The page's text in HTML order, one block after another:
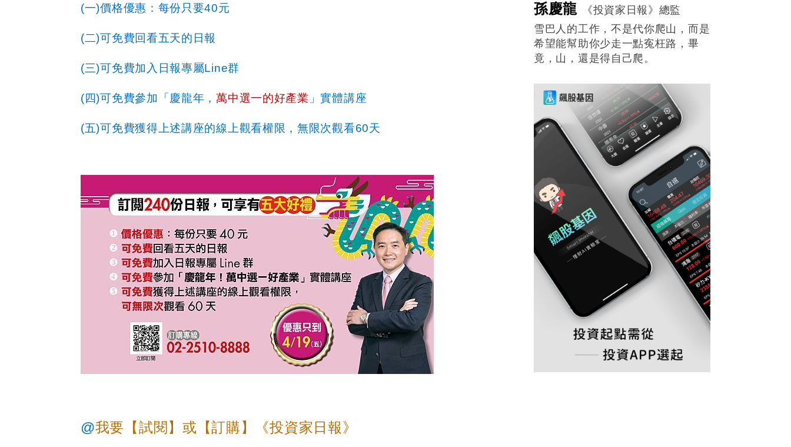
(一)價格優惠：每份只要40元
(二)可免費回看五天的日報
(三)可免費加入日報專屬Line群
(四)可免費參加「慶龍年，萬中選一的好產業 」實體講座
(五)可免費獲得上述講座的線上觀看權限，無限次觀看60天
@我要【試閱】或【訂購】《投資家日報》
孫慶龍
《投資家日報》總監
雪巴人的工作，不是代你爬山，而是
希望能幫助你少走一點寃枉路，畢
竟，山，還是得自己爬。